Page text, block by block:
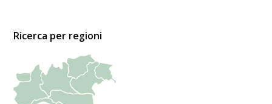
Ricerca per regioni